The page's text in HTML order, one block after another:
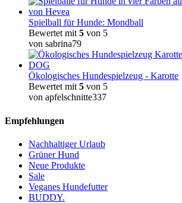
Spielball für Hunde: Mondball
Bewertet mit 5 von 5
von sabrina79
Ökologisches Hundespielzeug - Karotte
Bewertet mit 5 von 5
von apfelschnitte337
Empfehlungen
Nachhaltiger Urlaub
Grüner Hund
Neue Produkte
Sale
Veganes Hundefutter
BUDDY.